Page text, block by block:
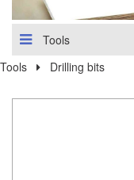
Tools
Tools
Drilling bits